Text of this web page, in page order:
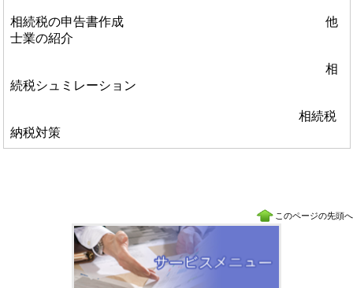
相続税の申告書作成 他
士業の紹介
相
続税シュミレーション
相続税
納税対策
このページの先頭へ